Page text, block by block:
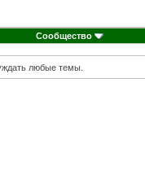
Сообщество
любые темы.